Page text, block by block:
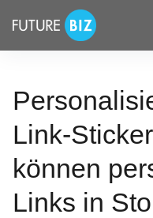
überspringen
FUTUREBIZ
Link-
können
Links in